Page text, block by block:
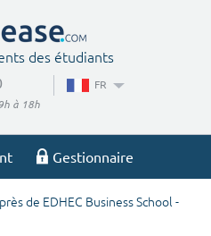
des étudiants
à 18h
FR
Gestionnaire
de EDHEC Business School -